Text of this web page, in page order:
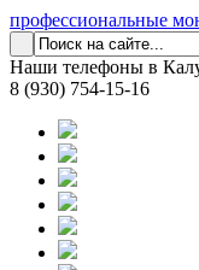
профессиональные
Наши телефоны в
8 (930) 754-15-16